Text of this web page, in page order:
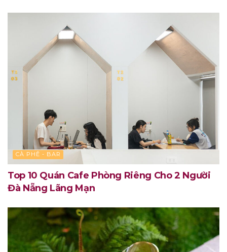
CÀ PHÊ - BAR
Top 10 Quán Cafe Phòng Riêng Cho 2 Người
Đà Nẵng Lãng Mạn